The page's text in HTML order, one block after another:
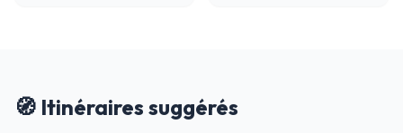
🧭 Itinéraires suggérés